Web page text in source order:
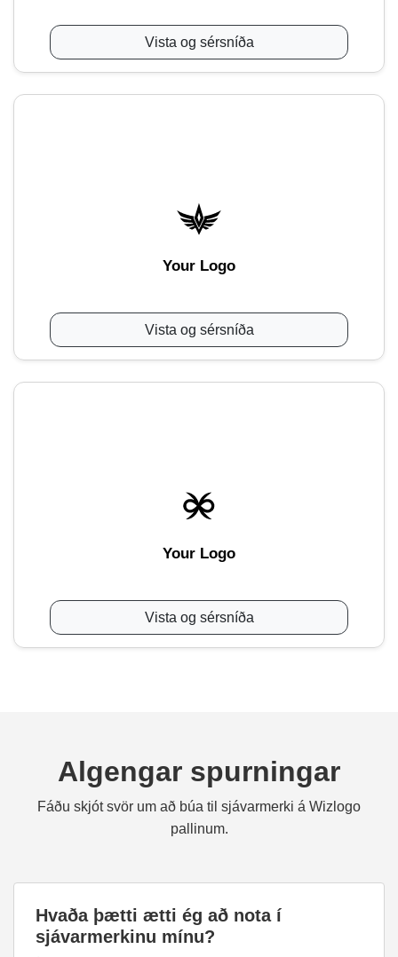
Vista og sérsníða
Your Logo
Vista og sérsníða
Your Logo
Vista og sérsníða
Algengar spurningar
Fáðu skjót svör um að búa til sjávarmerki á Wizlogo
pallinum.
Hvaða þætti ætti ég að nota í
sjávarmerkinu mínu?